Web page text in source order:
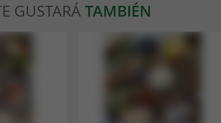
GUSTARÁTAMBIÉN